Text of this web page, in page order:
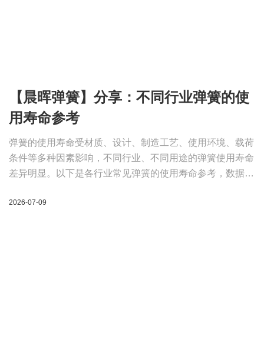
【晨晖弹簧】分享：不同行业弹簧的使
用寿命参考
弹簧的使用寿命受材质、设计、制造工艺、使用环境、载荷
条件等多种因素影响，不同行业、不同用途的弹簧使用寿命
差异明显。以下是各行业常见弹簧的使用寿命参考，数据来
2026-07-09